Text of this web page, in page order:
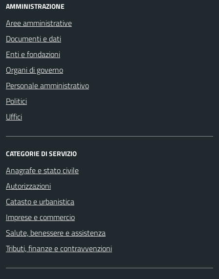
AMMINISTRAZIONE
Aree amministrative
Documenti e dati
Enti e fondazioni
Organi di governo
Personale amministrativo
Politici
Uffici
CATEGORIE DI SERVIZIO
Anagrafe e stato civile
Autorizzazioni
Catasto e urbanistica
Imprese e commercio
Salute, benessere e assistenza
Tributi, finanze e contravvenzioni